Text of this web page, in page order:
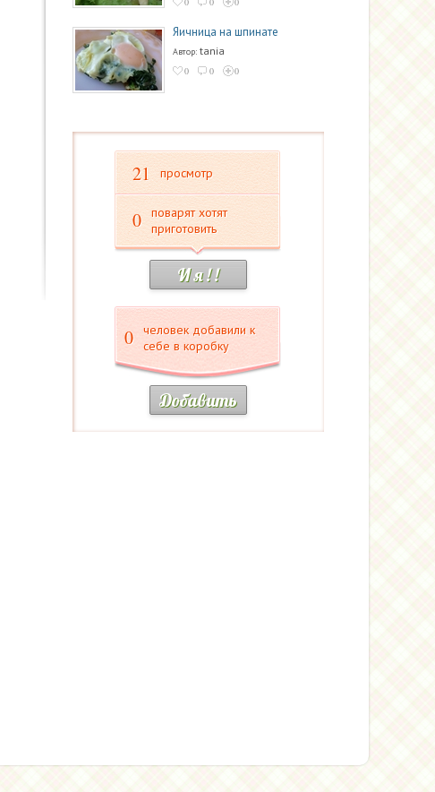
Яичница на шпинате
Автор: tania
0 0 0
21 просмотр
0
поварят хотят
приготовить
И я ! !
0
человек добавили к
себе в коробку
Добавить